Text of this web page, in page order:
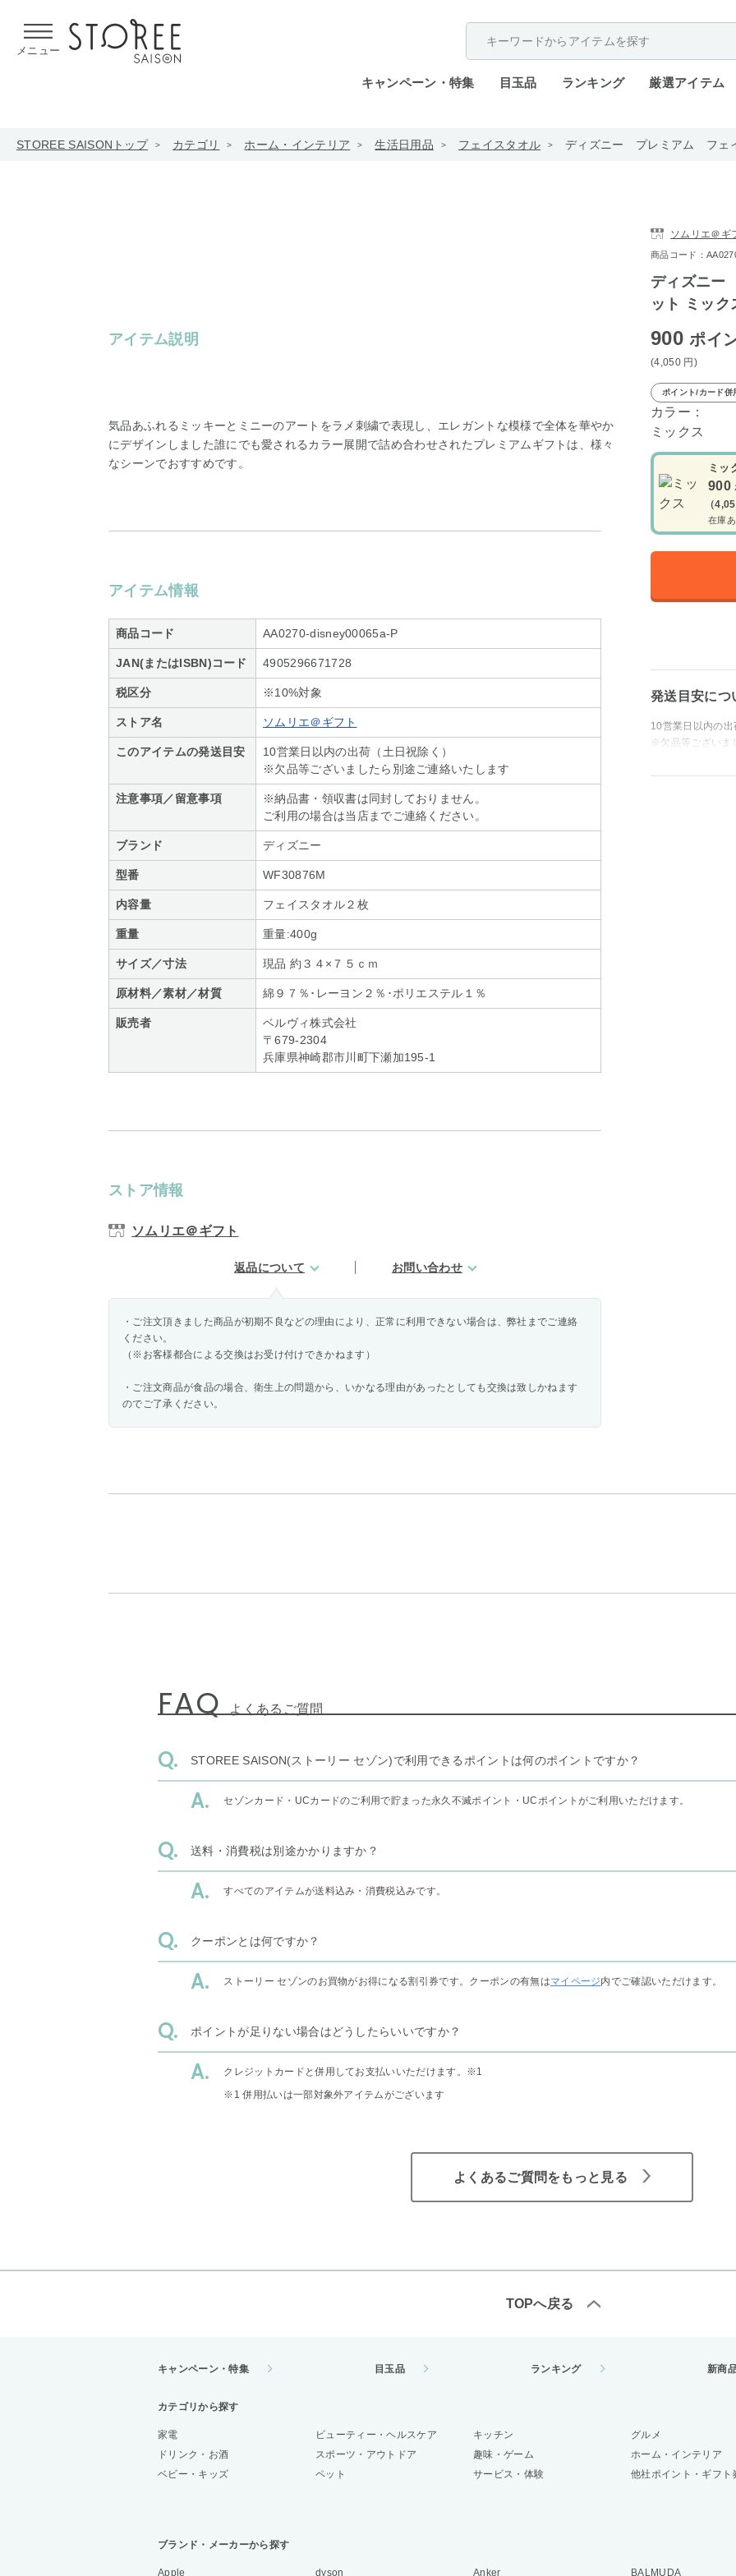
メニュー
キャンペーン・特集 目玉品 ランキング 厳選アイテム
STOREE SAISONトップ カテゴリ ホーム・インテリア 生活日用品 フェイスタオル ディズニー プレミアム フェ
アイテム説明
気品あふれるミッキーとミニーのアートをラメ刺繍で表現し、エレガントな模様で全体を華やか
にデザインしました誰にでも愛されるカラー展開で詰め合わせされたプレミアムギフトは、様々
なシーンでおすすめです。
アイテム情報
商品コード AA0270-disney00065a-P
JAN(またはISBN)コード 4905296671728
税区分 ※10%対象
ストア名 ソムリエ＠ギフト
このアイテムの発送目安
10営業日以内の出荷（土日祝除く）
※欠品等ございましたら別途ご連絡いたします
注意事項／留意事項
※納品書・領収書は同封しておりません。
ご利用の場合は当店までご連絡ください。
ブランド ディズニー
型番 WF30876M
内容量 フェイスタオル２枚
重量 重量:400g
サイズ／寸法 現品 約３４×７５ｃｍ
原材料／素材／材質 綿９７％･レーヨン２％･ポリエステル１％
販売者
ベルヴィ株式会社
〒679-2304
兵庫県神崎郡市川町下瀬加195-1
ストア情報
ソムリエ＠ギフト
返品について お問い合わせ
・ご注文頂きました商品が初期不良などの理由により、正常に利用できない場合は、弊社までご連絡
ください。
（※お客様都合による交換はお受け付けできかねます）
・ご注文商品が食品の場合、衛生上の問題から、いかなる理由があったとしても交換は致しかねます
のでご了承ください。
ソムリエ＠ギ
商品コード：
ディズニー
ット ミック
900ポイ
(4,050 円 )
ポイント/カード併
カラー：
ミックス
ミッ
900
（
在庫あ
発送目安につ
10営業日以内の出
※欠品等ございま
FAQ よくあるご質問
STOREE SAISON(ストーリー セゾン)で利用できるポイントは何のポイントですか？
セゾンカード・UCカードのご利用で貯まった永久不滅ポイント・UCポイントがご利用いただけます。
送料・消費税は別途かかりますか？
すべてのアイテムが送料込み・消費税込みです。
クーポンとは何ですか？
ストーリー セゾンのお買物がお得になる割引券です。クーポンの有無はマイページ内でご確認いただけます。
ポイントが足りない場合はどうしたらいいですか？
クレジットカードと併用してお支払いいただけます。 ※1
※1 併用払いは一部対象外アイテムがございます
よくあるご質問をもっと見る
TOPへ戻る
キャンペーン・特集 目玉品 ランキング 新商
カテゴリから探す
家電 ビューティー・ヘルスケア キッチン グルメ
ドリンク・お酒
スポーツ・アウトドア 趣味・ゲーム ホーム・インテリア
ベビー・キッズ
ペット サービス・体験 他社ポイント・ギフト
ブランド・メーカーから探す
Apple dyson Anker BALMUDA